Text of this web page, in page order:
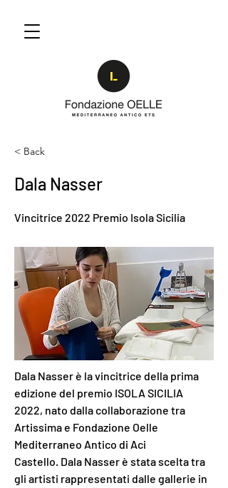
< Back
Dala Nasser
Vincitrice 2022 Premio Isola Sicilia
Dala Nasser è la vincitrice della prima
edizione del premio ISOLA SICILIA
2022, nato dalla collaborazione tra
Artissima e Fondazione Oelle
Mediterraneo Antico di Aci
Castello. Dala Nasser è stata scelta tra
gli artisti rappresentati dalle gallerie in